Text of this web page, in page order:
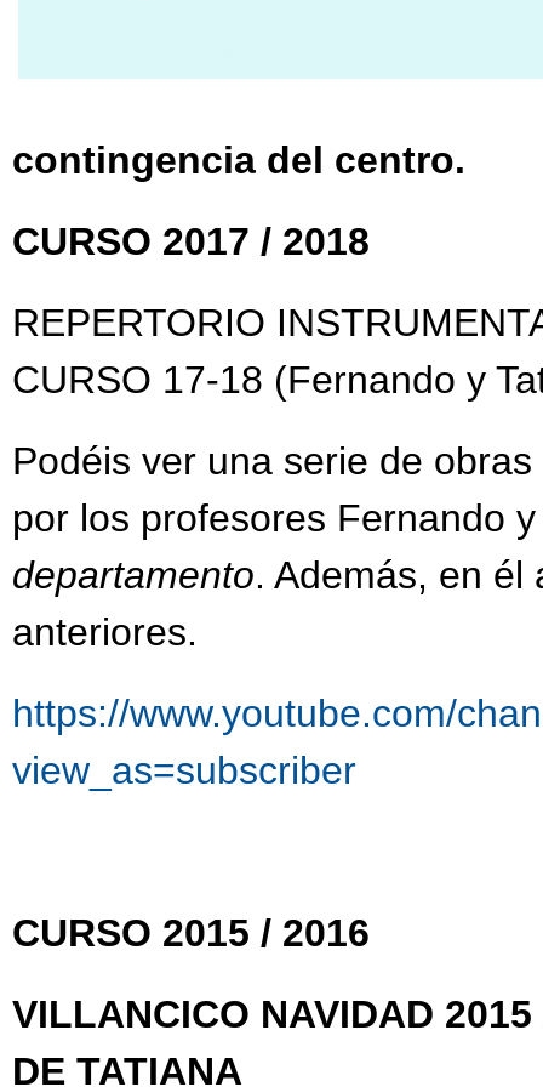
contingencia del centro.
CURSO 2017 / 2018
REPERTORIO
CURSO 17-18 (Fernando y
Podéis ver una serie de
por los profesores Fernando
departamento. Además, en él
anteriores.
https://www.youtube.com/
view_as=subscriber
CURSO 2015 / 2016
VILLANCICO NAVIDAD
DE TATIANA